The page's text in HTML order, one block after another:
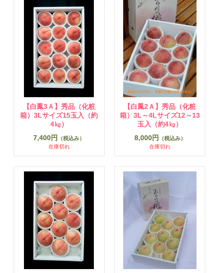
【白鳳3Ａ】秀品（化粧
箱）3Lサイズ15玉入（約
4㎏）
7,400円
（税込み）
在庫切れ
【白鳳2Ａ】秀品（化粧
箱）3L～4Lサイズ12～13
玉入（約4㎏）
8,000円
（税込み）
在庫切れ